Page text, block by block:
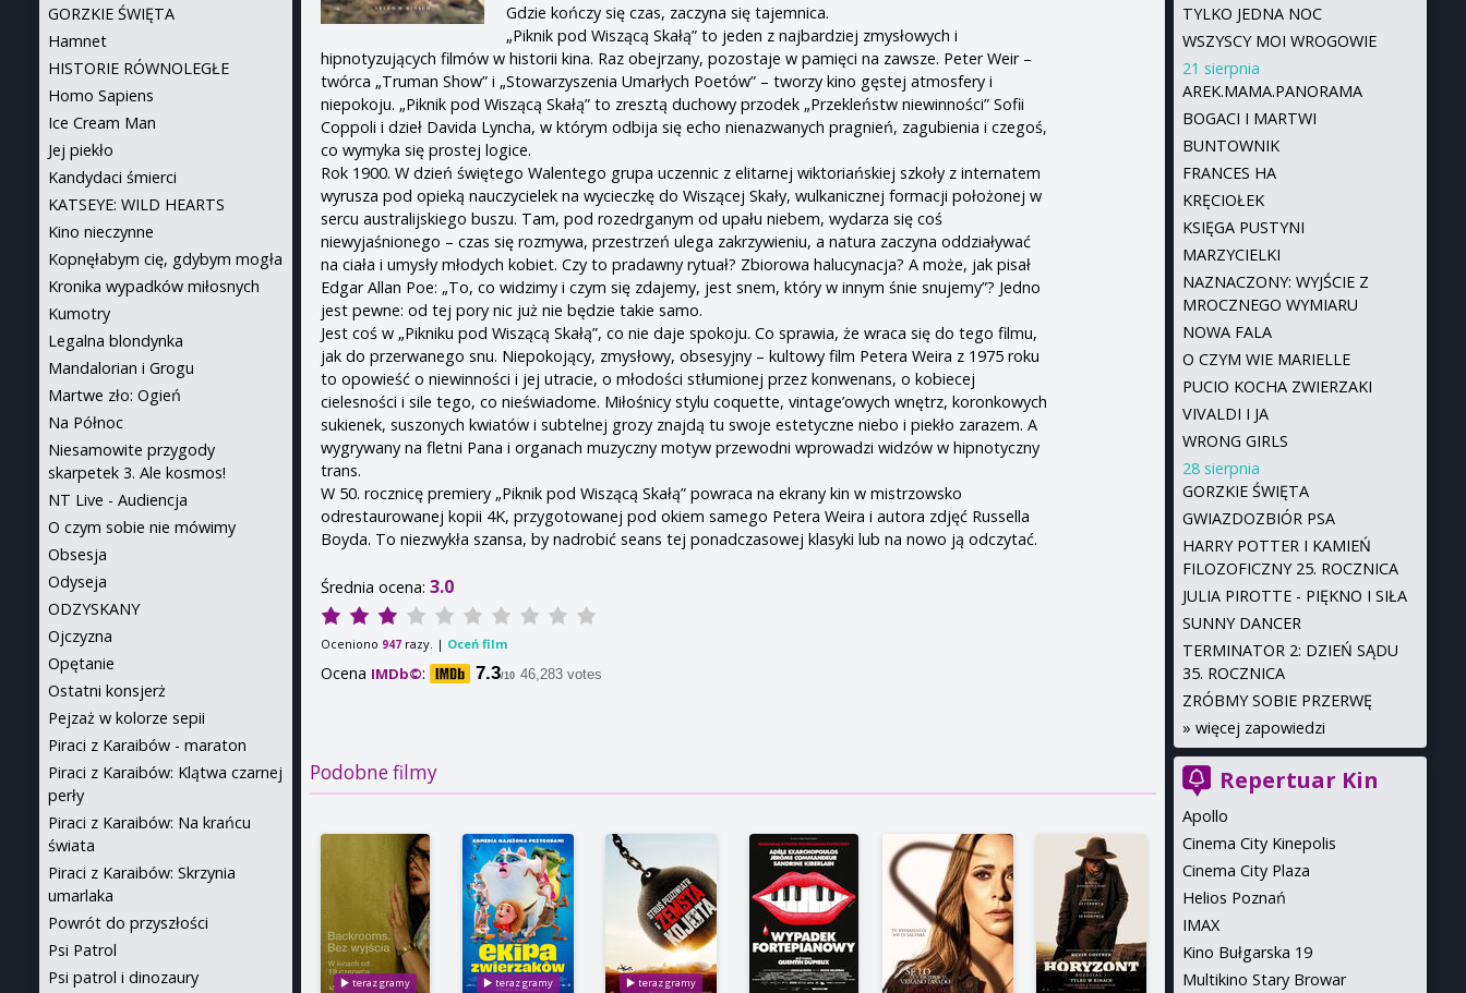
Gdzie kończy się czas, zaczyna się tajemnica.
„Piknik pod Wiszącą Skałą” to jeden z najbardziej zmysłowych i
hipnotyzujących filmów w historii kina. Raz obejrzany, pozostaje w pamięci na zawsze. Peter Weir –
twórca „Truman Show” i „Stowarzyszenia Umarłych Poetów” – tworzy kino gęstej atmosfery i
niepokoju. „Piknik pod Wiszącą Skałą” to zresztą duchowy przodek „Przekleństw niewinności” Sofii
Coppoli i dzieł Davida Lyncha, w którym odbija się echo nienazwanych pragnień, zagubienia i czegoś,
co wymyka się prostej logice.
Rok 1900. W dzień świętego Walentego grupa uczennic z elitarnej wiktoriańskiej szkoły z internatem
wyrusza pod opieką nauczycielek na wycieczkę do Wiszącej Skały, wulkanicznej formacji położonej w
sercu australijskiego buszu. Tam, pod rozedrganym od upału niebem, wydarza się coś
niewyjaśnionego – czas się rozmywa, przestrzeń ulega zakrzywieniu, a natura zaczyna oddziaływać
na ciała i umysły młodych kobiet. Czy to pradawny rytuał? Zbiorowa halucynacja? A może, jak pisał
Edgar Allan Poe: „To, co widzimy i czym się zdajemy, jest snem, który w innym śnie snujemy”? Jedno
jest pewne: od tej pory nic już nie będzie takie samo.
Jest coś w „Pikniku pod Wiszącą Skałą”, co nie daje spokoju. Co sprawia, że wraca się do tego filmu,
jak do przerwanego snu. Niepokojący, zmysłowy, obsesyjny – kultowy film Petera Weira z 1975 roku
to opowieść o niewinności i jej utracie, o młodości stłumionej przez konwenans, o kobiecej
cielesności i sile tego, co nieświadome. Miłośnicy stylu coquette, vintage’owych wnętrz, koronkowych
sukienek, suszonych kwiatów i subtelnej grozy znajdą tu swoje estetyczne niebo i piekło zarazem. A
wygrywany na fletni Pana i organach muzyczny motyw przewodni wprowadzi widzów w hipnotyczny
trans.
W 50. rocznicę premiery „Piknik pod Wiszącą Skałą” powraca na ekrany kin w mistrzowsko
odrestaurowanej kopii 4K, przygotowanej pod okiem samego Petera Weira i autora zdjęć Russella
Boyda. To niezwykła szansa, by nadrobić seans tej ponadczasowej klasyki lub na nowo ją odczytać.
Średnia ocena:3.0
Oceniono 947 razy. | Oceń film
Ocena IMDb©: 7.3/10 46,283 votes
Podobne filmy
TYLKO JEDNA NOC
WSZYSCY MOI WROGOWIE
21 sierpnia
AREK.MAMA.PANORAMA
BOGACI I MARTWI
BUNTOWNIK
FRANCES HA
KRĘCIOŁEK
KSIĘGA PUSTYNI
MARZYCIELKI
NAZNACZONY: WYJŚCIE Z
MROCZNEGO WYMIARU
NOWA FALA
O CZYM WIE MARIELLE
PUCIO KOCHA ZWIERZAKI
VIVALDI I JA
WRONG GIRLS
28 sierpnia
GORZKIE ŚWIĘTA
GWIAZDOZBIÓR PSA
HARRY POTTER I KAMIEŃ
FILOZOFICZNY 25. ROCZNICA
JULIA PIROTTE - PIĘKNO I SIŁA
SUNNY DANCER
TERMINATOR 2: DZIEŃ SĄDU
35. ROCZNICA
ZRÓBMY SOBIE PRZERWĘ
» więcej zapowiedzi
Repertuar Kin
Apollo
Cinema City Kinepolis
Cinema City Plaza
Helios Poznań
IMAX
Kino Bułgarska 19
Multikino Stary Browar
GORZKIE ŚWIĘTA
Hamnet
HISTORIE RÓWNOLEGŁE
Homo Sapiens
Ice Cream Man
Jej piekło
Kandydaci śmierci
KATSEYE: WILD HEARTS
Kino nieczynne
Kopnęłabym cię, gdybym mogła
Kronika wypadków miłosnych
Kumotry
Legalna blondynka
Mandalorian i Grogu
Martwe zło: Ogień
Na Północ
Niesamowite przygody
skarpetek 3. Ale kosmos!
NT Live - Audiencja
O czym sobie nie mówimy
Obsesja
Odyseja
ODZYSKANY
Ojczyzna
Opętanie
Ostatni konsjerż
Pejzaż w kolorze sepii
Piraci z Karaibów - maraton
Piraci z Karaibów: Klątwa czarnej
perły
Piraci z Karaibów: Na krańcu
świata
Piraci z Karaibów: Skrzynia
umarlaka
Powrót do przyszłości
Psi Patrol
Psi patrol i dinozaury